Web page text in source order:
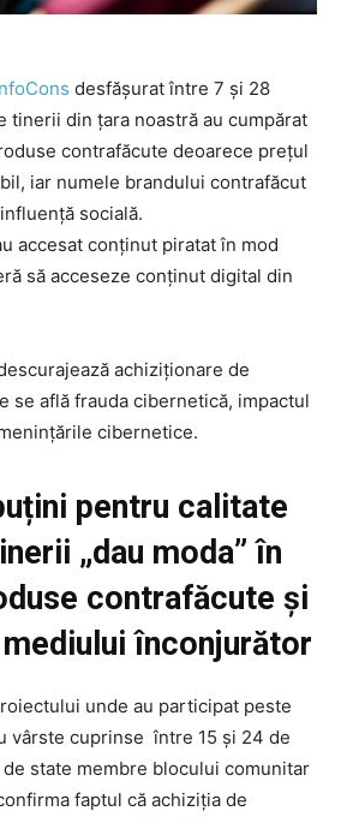
desfășurat între 7 și 28
tinerii din țara noastră au cumpărat
contrafăcute deoarece prețul
iar numele brandului contrafăcut
socială.
accesat conținut piratat în mod
să acceseze conținut digital din
achiziționare de
se află frauda cibernetică, impactul
cibernetice.
pentru calitate
„dau moda” în
contrafăcute și
înconjurător
unde au participat peste
vârste cuprinse între 15 și 24 de
state membre blocului comunitar
faptul că achiziția de